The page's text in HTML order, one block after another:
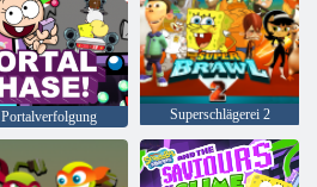
Portalverfolgung Superschlägerei 2